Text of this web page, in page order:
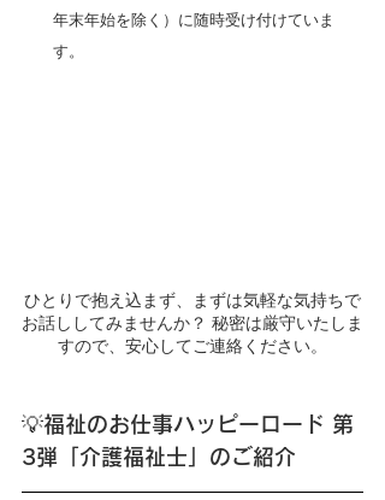
年末年始を除く）に随時受け付けていま
す。
ひとりで抱え込まず、まずは気軽な気持ちで
お話ししてみませんか？ 秘密は厳守いたしま
すので、安心してご連絡ください。
💡福祉のお仕事ハッピーロード 第
3弾「介護福祉士」のご紹介